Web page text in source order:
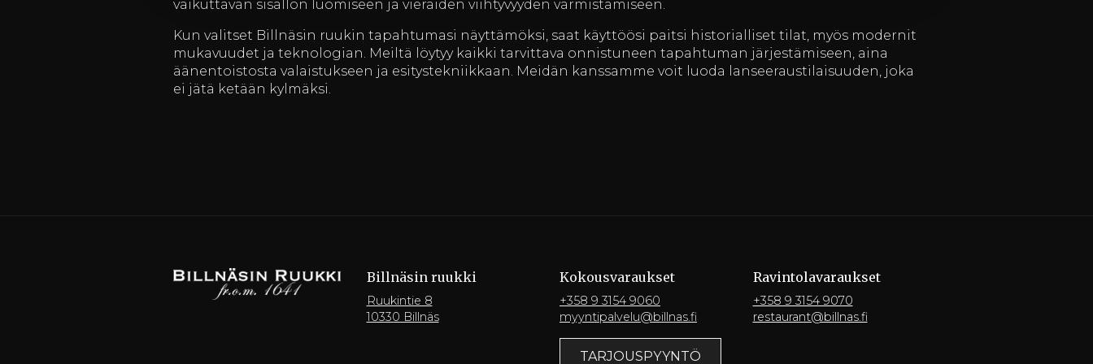
vaikuttavan sisällön luomiseen ja vieraiden viihtyvyyden varmistamiseen.
Kun valitset Billnäsin ruukin tapahtumasi näyttämöksi, saat käyttöösi paitsi historialliset tilat, myös modernit
mukavuudet ja teknologian. Meiltä löytyy kaikki tarvittava onnistuneen tapahtuman järjestämiseen, aina
äänentoistosta valaistukseen ja esitystekniikkaan. Meidän kanssamme voit luoda lanseeraustilaisuuden, joka
ei jätä ketään kylmäksi.
Billnäsin ruukki
Ruukintie 8
10330 Billnäs
Kokousvaraukset
+358 9 3154 9060
myyntipalvelu@billnas.fi
TARJOUSPYYNTÖ
Ravintola­varaukset
+358 9 3154 9070
restaurant@billnas.fi